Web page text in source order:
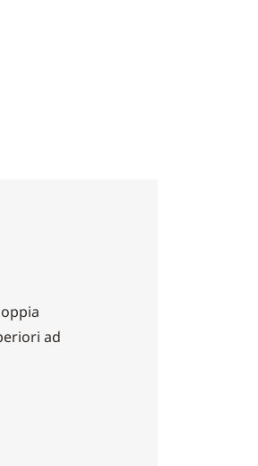
ad